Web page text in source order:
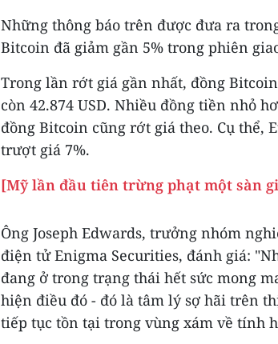
Những thông báo trên được đưa ra
Bitcoin đã giảm gần 5% trong phiên
Trong lần rớt giá gần nhất, đồng
còn 42.874 USD. Nhiều đồng tiền nhỏ
đồng Bitcoin cũng rớt giá theo. Cụ thể,
trượt giá 7%.
[Mỹ lần đầu tiên trừng phạt một sàn
Ông Joseph Edwards, trưởng nhóm
điện tử Enigma Securities, đánh giá:
đang ở trong trạng thái hết sức mong
hiện điều đó - đó là tâm lý sợ hãi trên
tiếp tục tồn tại trong vùng xám về tính